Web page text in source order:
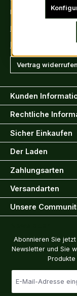
Tel: +49 (0)6222-
Fax: +49 (0)6222-
E-Mail:
Vertrag widerrufen
Kunden
Rechtliche
Sicher Einkaufen
Der Laden
Zahlungsarten
Versandarten
Unsere
Abonnieren Sie
Newsletter und Sie
Mail-